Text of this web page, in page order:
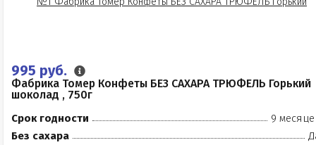
995 руб.
Фабрика Томер Конфеты БЕЗ САХАРА ТРЮФЕЛЬ Горький
шоколад , 750г
Срок годности
9
Без сахара